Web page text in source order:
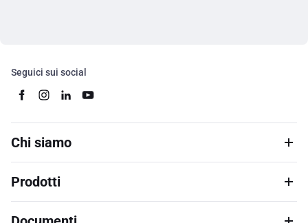
Seguici sui social
Chi siamo
Prodotti